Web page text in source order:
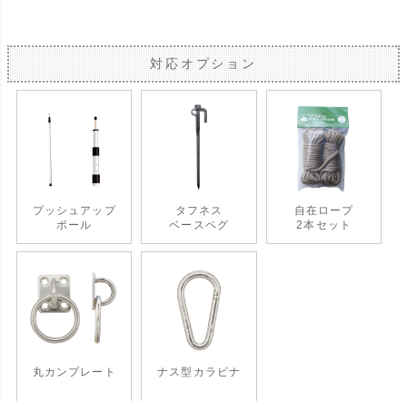
対応オプション
プッシュアップ
ポール
タフネス
ベースペグ
自在ロープ
2本セット
丸カンプレート ナス型カラビナ